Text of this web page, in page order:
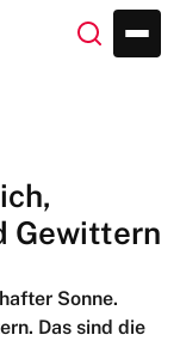
Gewittern
Sonne.
Das sind die